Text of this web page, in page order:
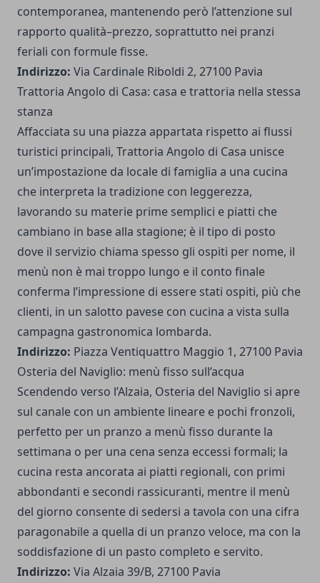
contemporanea, mantenendo però l’attenzione sul
rapporto qualità–prezzo, soprattutto nei pranzi
feriali con formule fisse.
Indirizzo: Via Cardinale Riboldi 2, 27100 Pavia
Trattoria Angolo di Casa: casa e trattoria nella stessa
stanza
Affacciata su una piazza appartata rispetto ai flussi
turistici principali, Trattoria Angolo di Casa unisce
un’impostazione da locale di famiglia a una cucina
che interpreta la tradizione con leggerezza,
lavorando su materie prime semplici e piatti che
cambiano in base alla stagione; è il tipo di posto
dove il servizio chiama spesso gli ospiti per nome, il
menù non è mai troppo lungo e il conto finale
conferma l’impressione di essere stati ospiti, più che
clienti, in un salotto pavese con cucina a vista sulla
campagna gastronomica lombarda.
Indirizzo: Piazza Ventiquattro Maggio 1, 27100 Pavia
Osteria del Naviglio: menù fisso sull’acqua
Scendendo verso l’Alzaia, Osteria del Naviglio si apre
sul canale con un ambiente lineare e pochi fronzoli,
perfetto per un pranzo a menù fisso durante la
settimana o per una cena senza eccessi formali; la
cucina resta ancorata ai piatti regionali, con primi
abbondanti e secondi rassicuranti, mentre il menù
del giorno consente di sedersi a tavola con una cifra
paragonabile a quella di un pranzo veloce, ma con la
soddisfazione di un pasto completo e servito.
Indirizzo: Via Alzaia 39/B, 27100 Pavia